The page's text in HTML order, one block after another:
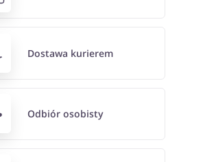
Dostawa kurierem
Odbiór osobisty